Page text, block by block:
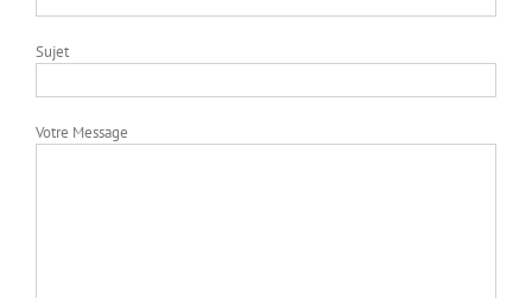
Sujet
Votre Message